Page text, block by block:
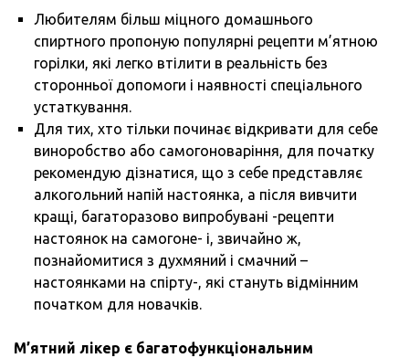
Любителям більш міцного домашнього
спиртного пропоную популярні рецепти м’ятною
горілки, які легко втілити в реальність без
сторонньої допомоги і наявності спеціального
устаткування.
Для тих, хто тільки починає відкривати для себе
виноробство або самогоноваріння, для початку
рекомендую дізнатися, що з себе представляє
алкогольний напій настоянка, а після вивчити
кращі, багаторазово випробувані -рецепти
настоянок на самогоне- і, звичайно ж,
познайомитися з духмяний і смачний –
настоянками на спірту-, які стануть відмінним
початком для новачків.
М’ятний лікер є багатофункціональним